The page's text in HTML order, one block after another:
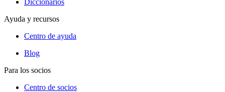
Ayuda y recursos
Centro de ayuda
Blog
Para los socios
Centro de socios